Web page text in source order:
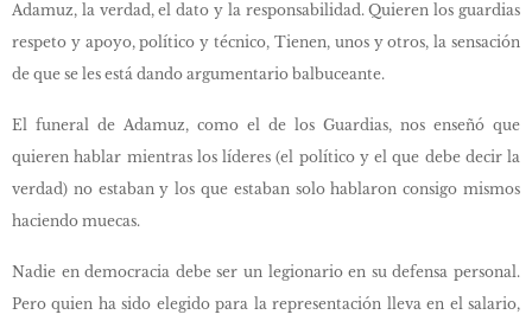
Adamuz, la verdad, el dato y la responsabilidad. Quieren los guardias
respeto y apoyo, político y técnico, Tienen, unos y otros, la sensación
de que se les está dando argumentario balbuceante.
El funeral de Adamuz, como el de los Guardias, nos enseñó que
quieren hablar mientras los líderes (el político y el que debe decir la
verdad) no estaban y los que estaban solo hablaron consigo mismos
haciendo muecas.
Nadie en democracia debe ser un legionario en su defensa personal.
Pero quien ha sido elegido para la representación lleva en el salario,